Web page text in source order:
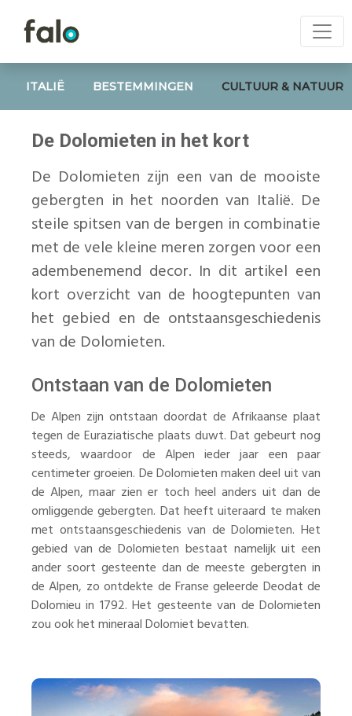
ITALIË BESTEMMINGEN CULTUUR & NATUUR
De Dolomieten in het kort
De Dolomieten zijn een van de mooiste
gebergten in het noorden van Italië. De
steile spitsen van de bergen in combinatie
met de vele kleine meren zorgen voor een
adembenemend decor. In dit artikel een
kort overzicht van de hoogtepunten van
het gebied en de ontstaansgeschiedenis
van de Dolomieten.
Ontstaan van de Dolomieten
De Alpen zijn ontstaan doordat de Afrikaanse plaat
tegen de Euraziatische plaats duwt. Dat gebeurt nog
steeds, waardoor de Alpen ieder jaar een paar
centimeter groeien. De Dolomieten maken deel uit van
de Alpen, maar zien er toch heel anders uit dan de
omliggende gebergten. Dat heeft uiteraard te maken
met ontstaansgeschiedenis van de Dolomieten. Het
gebied van de Dolomieten bestaat namelijk uit een
ander soort gesteente dan de meeste gebergten in
de Alpen, zo ontdekte de Franse geleerde Deodat de
Dolomieu in 1792. Het gesteente van de Dolomieten
zou ook het mineraal Dolomiet bevatten.